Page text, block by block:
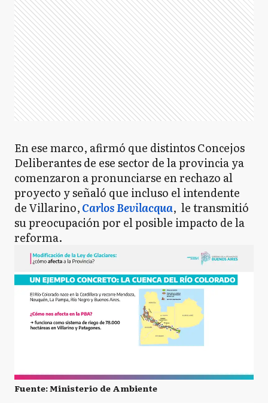
En ese marco, afirmó que distintos Concejos
Deliberantes de ese sector de la provincia ya
comenzaron a pronunciarse en rechazo al
proyecto y señaló que incluso el intendente
de Villarino,Carlos Bevilacqua, le transmitió
su preocupación por el posible impacto de la
reforma.
Fuente: Ministerio de Ambiente